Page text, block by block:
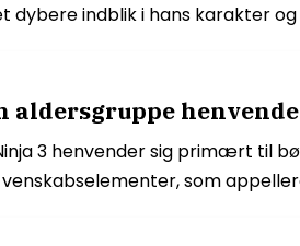
dybere indblik i hans karakter
aldersgruppe
3 henvender sig primært til
som